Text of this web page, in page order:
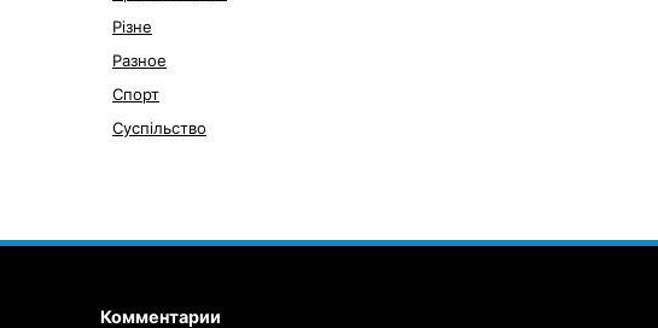
Різне
Разное
Спорт
Суспільство
Комментарии